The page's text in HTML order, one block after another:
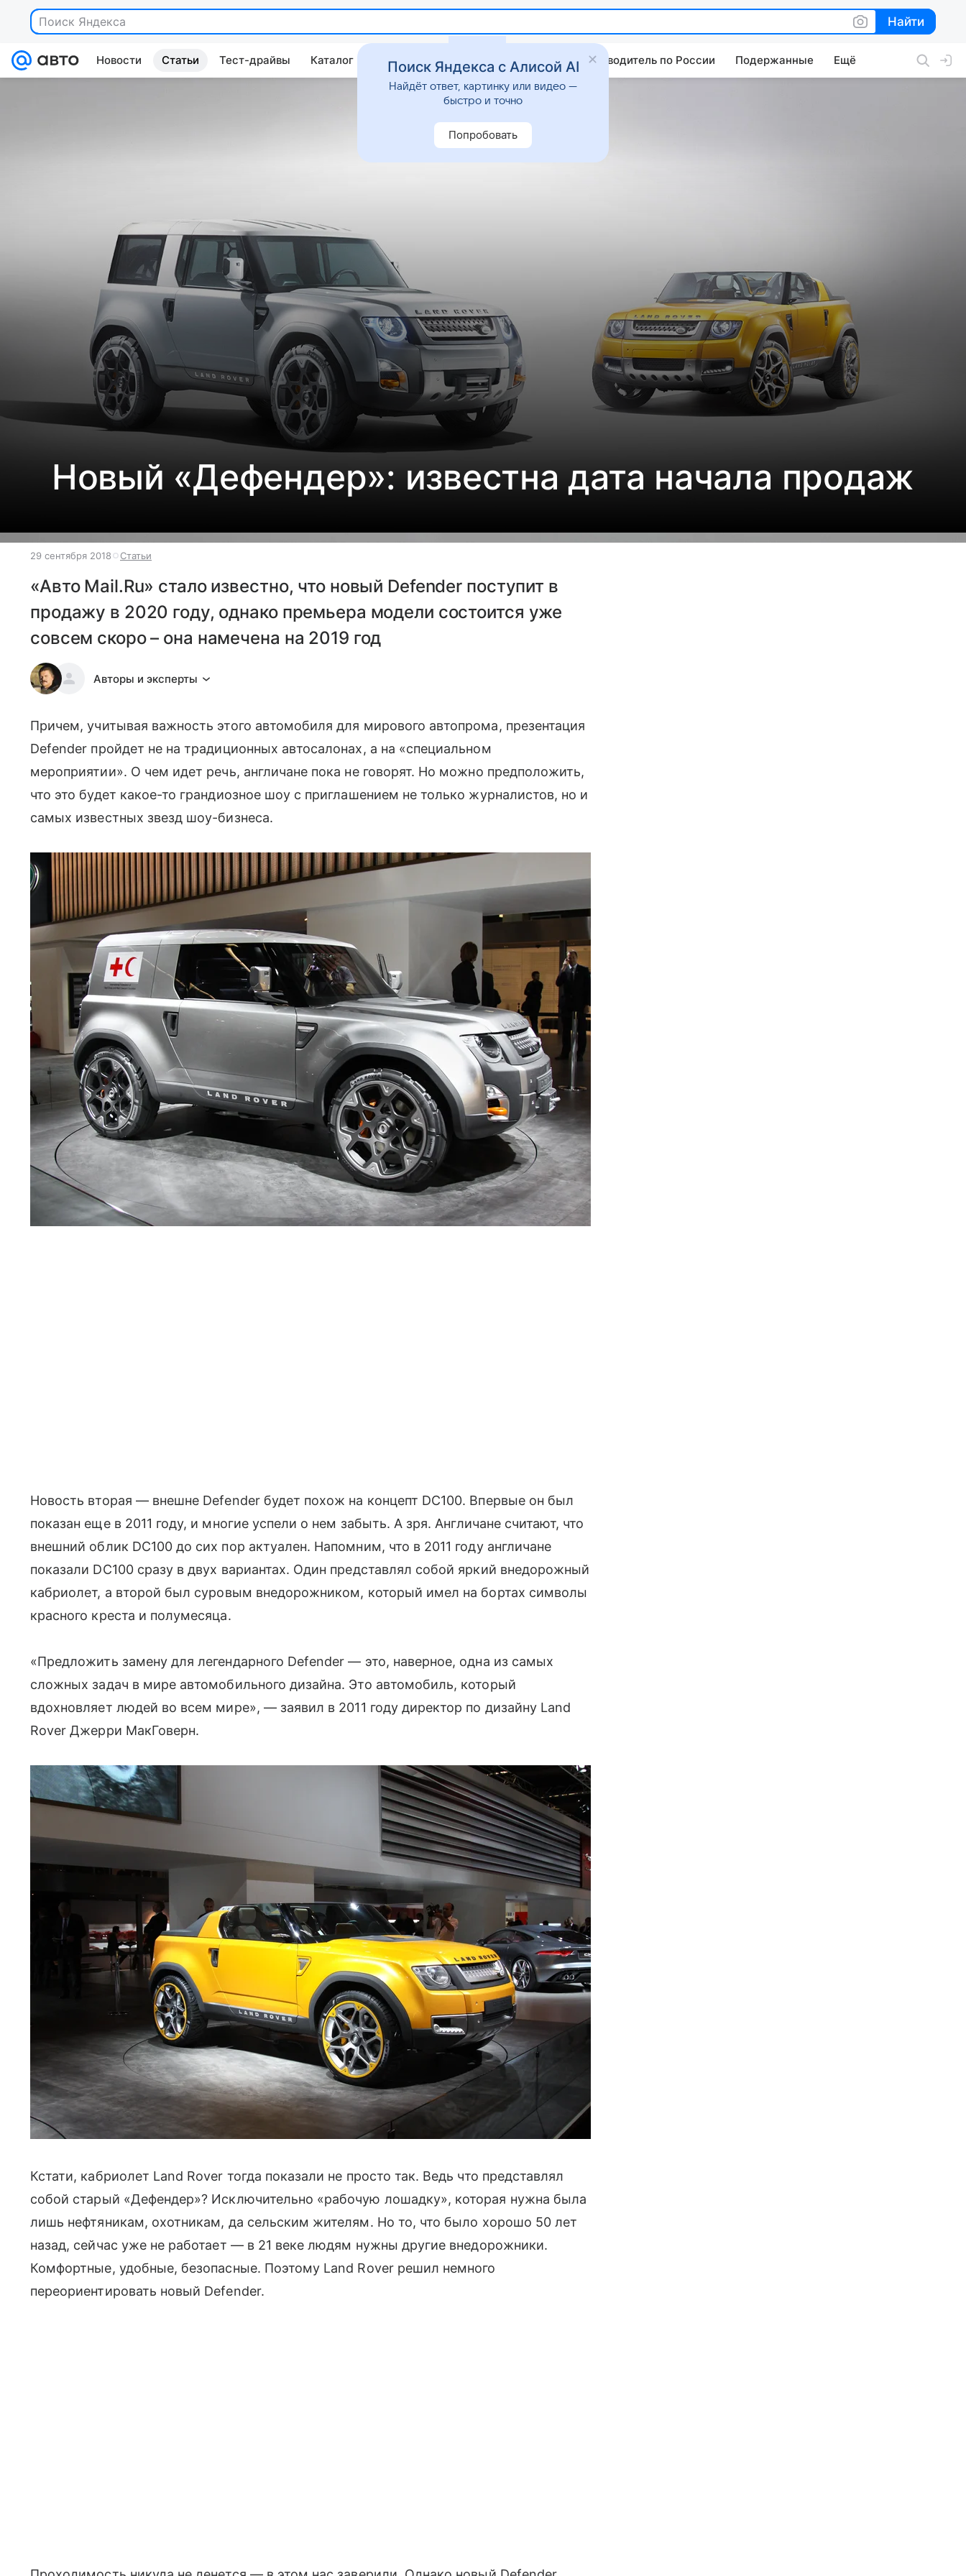
Поиск Яндекса Найти
Найти
Новости Статьи Тест-драйвы Каталог Китайские авто Штрафы и ПДД Путеводитель по России Подержанные Ещё
Новый «Дефендер»: известна дата начала продаж
29 сентября 2018 Статьи
«Авто Mail.Ru» стало известно, что новый Defender поступит в
продажу в 2020 году, однако премьера модели состоится уже
совсем скоро – она намечена на 2019 год
Авторы и эксперты
Причем, учитывая важность этого автомобиля для мирового автопрома, презентация
Defender пройдет не на традиционных автосалонах, а на «специальном
мероприятии». О чем идет речь, англичане пока не говорят. Но можно предположить,
что это будет какое-то грандиозное шоу с приглашением не только журналистов, но и
самых известных звезд шоу-бизнеса.
Новость вторая — внешне Defender будет похож на концепт DC100. Впервые он был
показан еще в 2011 году, и многие успели о нем забыть. А зря. Англичане считают, что
внешний облик DC100 до сих пор актуален. Напомним, что в 2011 году англичане
показали DC100 сразу в двух вариантах. Один представлял собой яркий внедорожный
кабриолет, а второй был суровым внедорожником, который имел на бортах символы
красного креста и полумесяца.
«Предложить замену для легендарного Defender — это, наверное, одна из самых
сложных задач в мире автомобильного дизайна. Это автомобиль, который
вдохновляет людей во всем мире», — заявил в 2011 году директор по дизайну Land
Rover Джерри МакГоверн.
Кстати, кабриолет Land Rover тогда показали не просто так. Ведь что представлял
собой старый «Дефендер»? Исключительно «рабочую лошадку», которая нужна была
лишь нефтяникам, охотникам, да сельским жителям. Но то, что было хорошо 50 лет
назад, сейчас уже не работает — в 21 веке людям нужны другие внедорожники.
Комфортные, удобные, безопасные. Поэтому Land Rover решил немного
переориентировать новый Defender.
Поиск Яндекса с Алисой AI
Найдёт ответ, картинку или видео —
быстро и точно
Попробовать